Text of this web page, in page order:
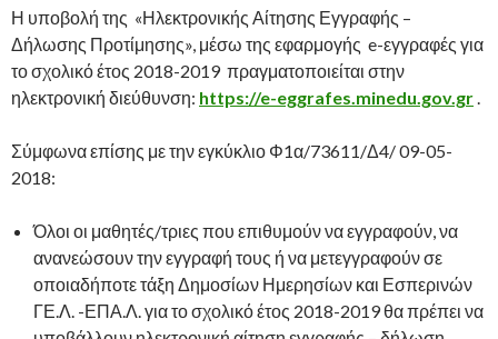
Η υποβολή της «Ηλεκτρονικής Αίτησης Εγγραφής –
Δήλωσης Προτίμησης», μέσω της εφαρμογής e-εγγραφές για
το σχολικό έτος 2018-2019 πραγματοποιείται στην
ηλεκτρονική διεύθυνση: https://e-eggrafes.minedu.gov.gr.
Σύμφωνα επίσης με την εγκύκλιο Φ1α/73611/Δ4/ 09-05-
2018:
Όλοι οι μαθητές/τριες που επιθυμούν να εγγραφούν, να
ανανεώσουν την εγγραφή τους ή να μετεγγραφούν σε
οποιαδήποτε τάξη Δημοσίων Ημερησίων και Εσπερινών
ΓΕ.Λ. -ΕΠΑ.Λ. για το σχολικό έτος 2018-2019 θα πρέπει να